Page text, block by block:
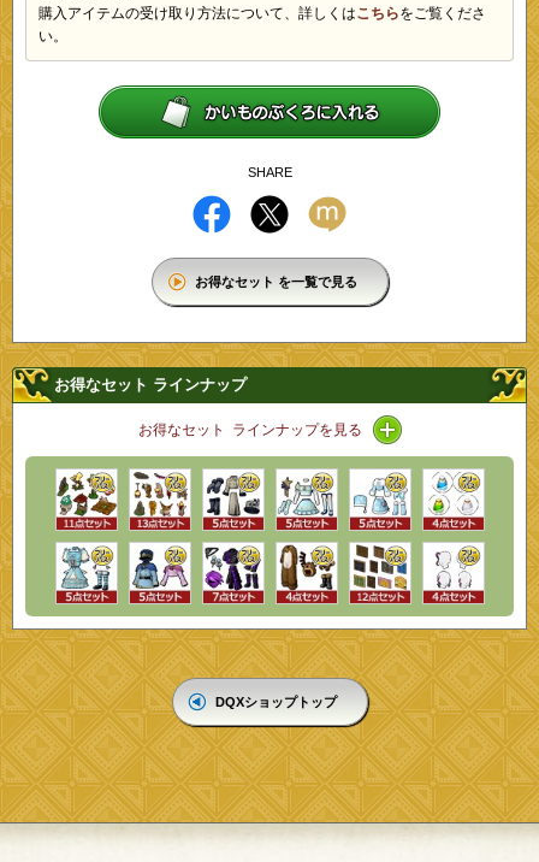
購入アイテムの受け取り方法について、詳しくはこちらをご覧くださ
い。
SHARE
お得なセット を一覧で見る
お得なセット ラインナップ
お得なセット ラインナップを見る アイコン / ラインナ
DQXショップトップ